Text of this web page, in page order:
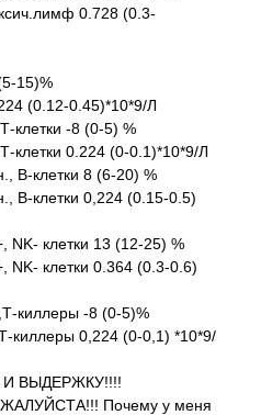
0.728 (0.3-
15)%
(0.12-0.45)*10*9/Л
клетки -8 (0-5) %
клетки 0.224 (0-0.1)*10*9/Л
В-клетки 8 (6-20) %
В-клетки 0,224 (0.15-0.5)
NK- клетки 13 (12-25) %
NK- клетки 0.364 (0.3-0.6)
киллеры -8 (0-5)%
киллеры 0,224 (0-0,1) *10*9/
ВЫДЕРЖКУ!!!!
Почему у меня